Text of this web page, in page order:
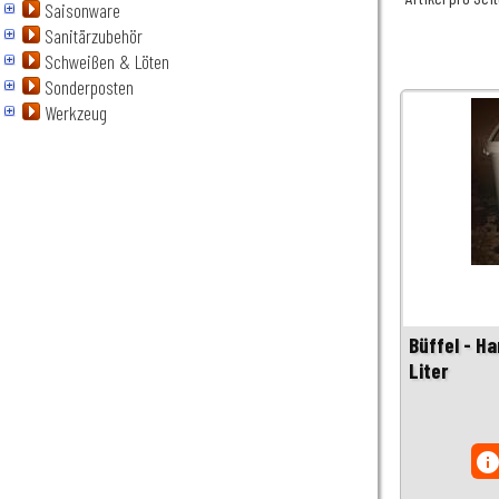
Saisonware
Sanitärzubehör
Schweißen & Löten
Sonderposten
Werkzeug
Büffel -
Liter
info